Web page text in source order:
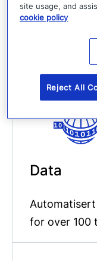
Skala
Ressurser
størrelser
Data
for over 100
site usage, and
cookie policy
Reject All